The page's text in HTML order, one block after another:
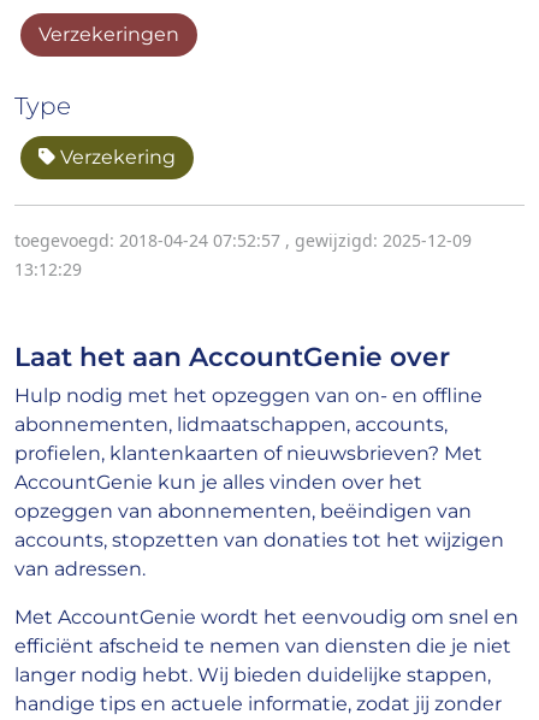
Verzekeringen
Type
Verzekering
toegevoegd: 2018-04-24 07:52:57 , gewijzigd: 2025-12-09
13:12:29
Laat het aan AccountGenie over
Hulp nodig met het opzeggen van on- en offline
abonnementen, lidmaatschappen, accounts,
profielen, klantenkaarten of nieuwsbrieven? Met
AccountGenie kun je alles vinden over het
opzeggen van abonnementen, beëindigen van
accounts, stopzetten van donaties tot het wijzigen
van adressen.
Met AccountGenie wordt het eenvoudig om snel en
efficiënt afscheid te nemen van diensten die je niet
langer nodig hebt. Wij bieden duidelijke stappen,
handige tips en actuele informatie, zodat jij zonder